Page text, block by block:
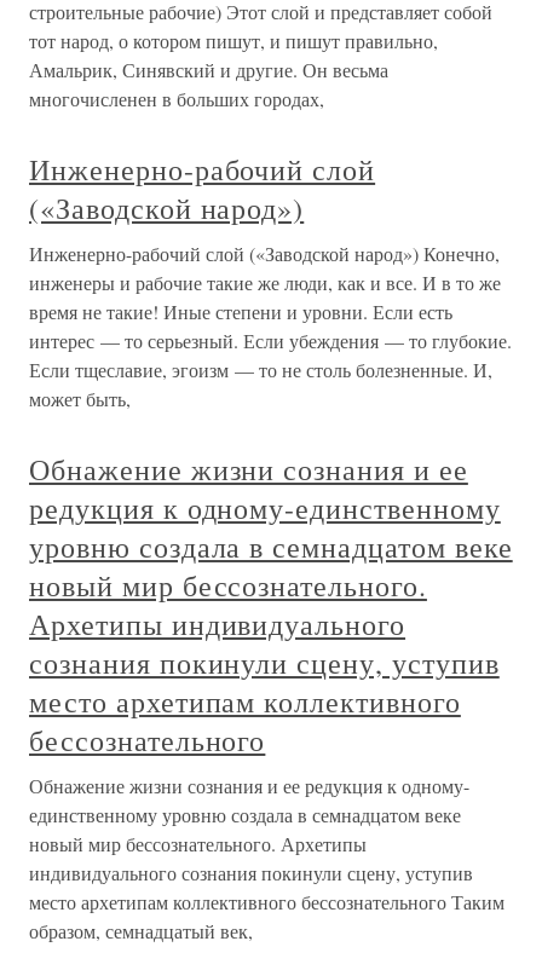
строительные рабочие) Этот слой и представляет собой
тот народ, о котором пишут, и пишут правильно,
Амальрик, Синявский и другие. Он весьма
многочисленен в больших городах,
Инженерно-рабочий слой
(«Заводской народ»)
Инженерно-рабочий слой («Заводской народ») Конечно,
инженеры и рабочие такие же люди, как и все. И в то же
время не такие! Иные степени и уровни. Если есть
интерес — то серьезный. Если убеждения — то глубокие.
Если тщеславие, эгоизм — то не столь болезненные. И,
может быть,
Обнажение жизни сознания и ее
редукция к одному-единственному
уровню создала в семнадцатом веке
новый мир бессознательного.
Архетипы индивидуального
сознания покинули сцену, уступив
место архетипам коллективного
бессознательного
Обнажение жизни сознания и ее редукция к одному-
единственному уровню создала в семнадцатом веке
новый мир бессознательного. Архетипы
индивидуального сознания покинули сцену, уступив
место архетипам коллективного бессознательного Таким
образом, семнадцатый век,